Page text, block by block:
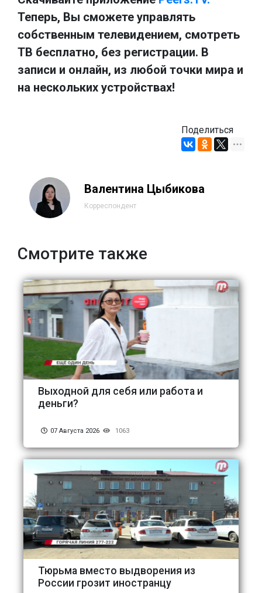
Теперь, Вы сможете управлять
собственным телевидением, смотреть
ТВ бесплатно, без регистрации. В
записи и онлайн, из любой точки мира и
на нескольких устройствах!
Поделиться
Валентина Цыбикова
Корреспондент
Смотрите также
Выходной для себя или работа и
деньги?
07 Августа 2026 1063
Тюрьма вместо выдворения из
России грозит иностранцу